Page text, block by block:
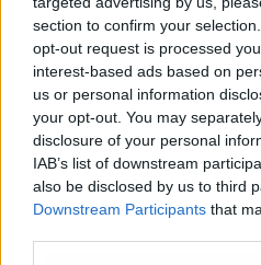
section to confirm your
opt-out request is processed
interest-based ads based on
us or personal information
your opt-out. You may
disclosure of your personal
IAB’s list of downstream
also be disclosed by us to third
Downstream Participants that
© RIPRODUZIONE
Vai alla